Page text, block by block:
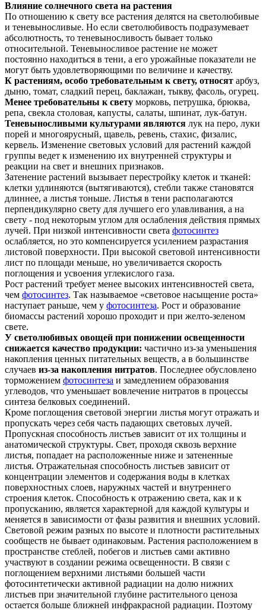
Влияние солнечного света на растения
По отношению к свету все растения делятся на светолюбивые
и теневыносливые. Но если светолюбивость подразумевает
абсолютность, то теневыносливость бывает только
относительной. Теневыносливое растение не может
постоянно находиться в тени, а его урожайные показатели не
могут быть удовлетворяющими по величине и качеству.
К растениям, особо требовательным к свету, относят арбуз,
дыню, томат, сладкий перец, баклажан, тыкву, фасоль, огурец.
Менее требовательны к свету морковь, петрушка, брюква,
репа, свекла столовая, капусты, салаты, шпинат, лук-батун.
Теневыносливыми культурами являются лук на перо, луки
порей и многоярусный, щавель, ревень, стахис, физалис,
кервель. Изменение световых условий для растений каждой
группы ведет к изменению их внутренней структуры и
реакции на свет и внешних признаков.
Затенение растений вызывает перестройку клеток и тканей:
клетки удлиняются (вытягиваются), стебли также становятся
длиннее, а листья тоньше. Листья в тени располагаются
перпендикулярно свету для лучшего его улавливания, а на
свету - под некоторым углом для ослабления действия прямых
лучей. При низкой интенсивности света фотосинтез
ослабляется, но это компенсируется усилением разрастания
листовой поверхности. При высокой световой интенсивности
лист по площади меньше, но увеличивается скорость
поглощения и усвоения углекислого газа.
Рост растений требует менее высоких интенсивностей света,
чем фотосинтез. Так называемое «световое насыщение роста»
наступает раньше, чем у фотосинтеза. Рост и образование
биомассы растений хорошо проходит и при желто-зеленом
свете.
У светолюбивых овощей при понижении освещенности
снижается качество продукции: частично из-за уменьшения
накопления ценных питательных веществ, а в большинстве
случаев из-за накопления нитратов. Последнее обусловлено
торможением фотосинтеза и замедлением образования
углеводов, что уменьшает вовлечение нитратов в процессы
синтеза белковых соединений.
Кроме поглощения световой энергии листья могут отражать и
пропускать через себя часть падающих световых лучей.
Пропускная способность листьев зависит от их толщины и
анатомической структуры. Свет, проходя сквозь верхние
листья, попадает на расположенные ниже и затененные
листья. Отражательная способность листьев зависит от
концентрации элементов и содержания воды в клетках
поверхностных слоев, наружных частей и внутреннего
строения клеток. Способность к отражению света, как и к
пропусканию, является характерной для каждой культуры и
меняется в зависимости от фазы развития и внешних условий.
Световой режим разных по высоте и плотности растительных
сообществ не бывает одинаковым. Растения расположением в
пространстве стеблей, побегов и листьев сами активно
участвуют в создании режима освещенности. В связи с
поглощением верхними листьями большей части
фотосинтетически активной радиации на долю нижних
листьев при значительной глубине растительного ценоза
остается больше ближней инфракрасной радиации. Поэтому